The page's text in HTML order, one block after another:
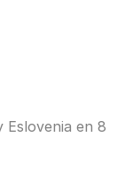
Eslovenia en 8